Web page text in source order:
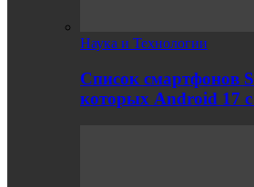
Наука и Технологии
Список смартфонов
которых Android 17